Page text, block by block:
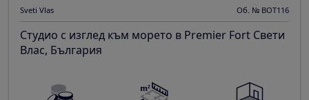
Sveti Vlas Об. № BOT116
Студио с изглед към морето в Premier Fort Свети
Влас, България